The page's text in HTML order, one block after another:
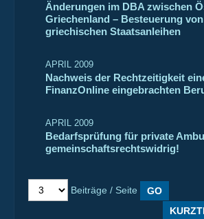
Änderungen im DBA zwischen
Griechenland – Besteuerung
griechischen Staatsanleihen
APRIL 2009
Nachweis der Rechtzeitigkeit
FinanzOnline eingebrachten
APRIL 2009
Bedarfsprüfung für private
gemeinschaftsrechtswidrig!
Beiträge / Seite